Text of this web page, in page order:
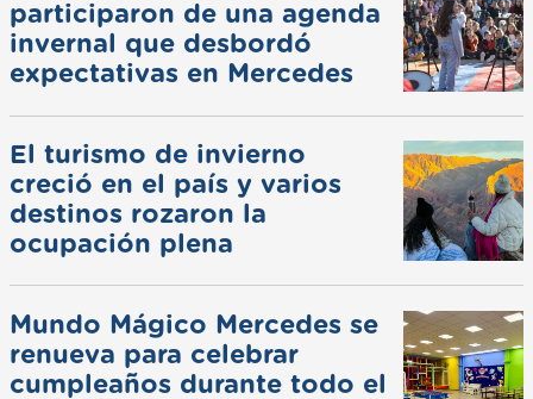
participaron de una agenda
invernal que desbordó
expectativas en Mercedes
El turismo de invierno
creció en el país y varios
destinos rozaron la
ocupación plena
Mundo Mágico Mercedes se
renueva para celebrar
cumpleaños durante todo el